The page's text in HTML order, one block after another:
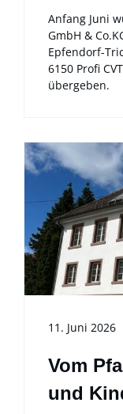
Anfang Juni
GmbH &
Epfendorf-
6150 Profi
übergeben.
11. Juni 2026
Vom
und